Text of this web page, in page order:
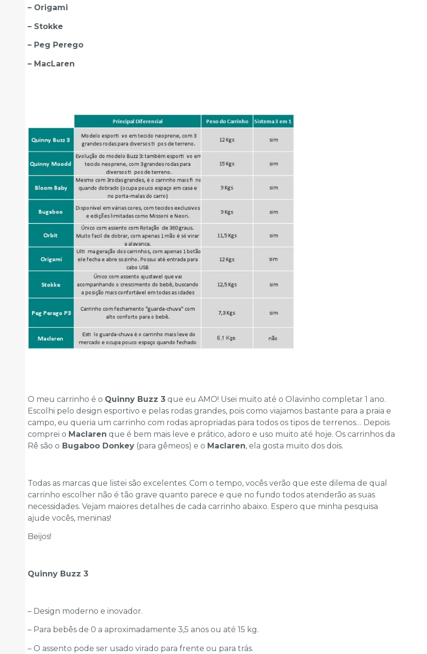
– Origami
– Stokke
– Peg Perego
– MacLaren
O meu carrinho é o Quinny Buzz 3 que eu AMO! Usei muito até o Olavinho completar 1 ano.
Escolhi pelo design esportivo e pelas rodas grandes, pois como viajamos bastante para a praia e
campo, eu queria um carrinho com rodas apropriadas para todos os tipos de terrenos… Depois
comprei o Maclaren que é bem mais leve e prático, adoro e uso muito até hoje. Os carrinhos da
Rê são o Bugaboo Donkey (para gêmeos) e o Maclaren, ela gosta muito dos dois.
Todas as marcas que listei são excelentes. Com o tempo, vocês verão que este dilema de qual
carrinho escolher não é tão grave quanto parece e que no fundo todos atenderão as suas
necessidades. Vejam maiores detalhes de cada carrinho abaixo. Espero que minha pesquisa
ajude vocês, meninas!
Beijos!
Quinny Buzz 3
– Design moderno e inovador.
– Para bebês de 0 a aproximadamente 3,5 anos ou até 15 kg.
– O assento pode ser usado virado para frente ou para trás.